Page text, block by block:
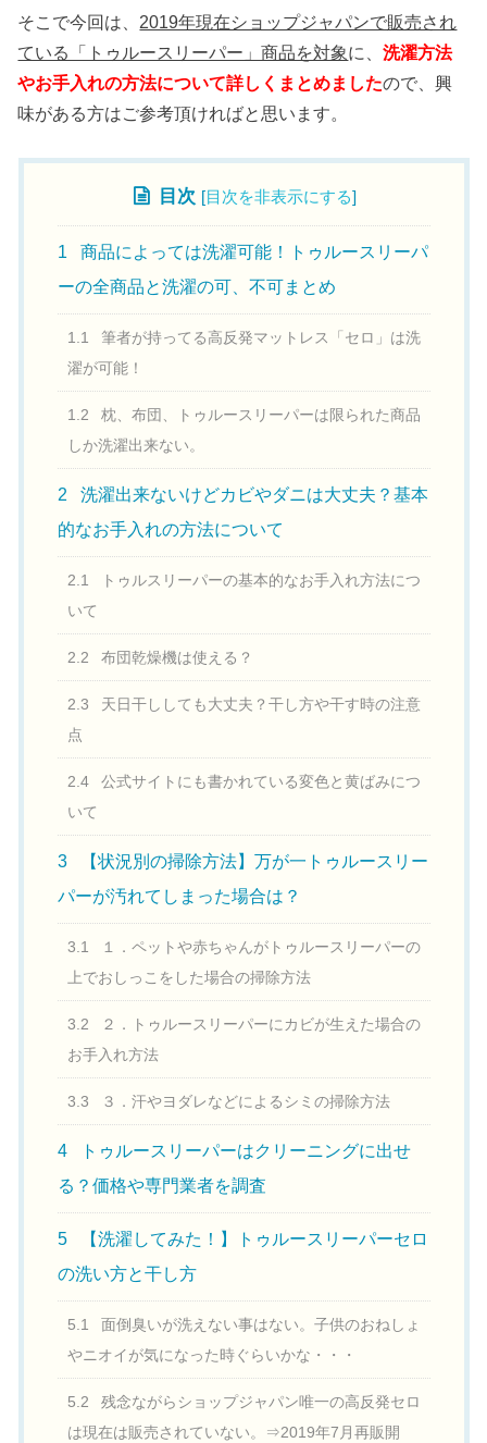
そこで今回は、 2019年現在ショップジャパンで販売され
ている「トゥルースリーパー」商品を対象に、洗濯方法
やお手入れの方法について詳しくまとめましたので、興
味がある方はご参考頂ければと思います。
目次 [目次を非表示にする]
1
商品によっては洗濯可能！トゥルースリーパ
ーの全商品と洗濯の可、不可まとめ
1.1
筆者が持ってる高反発マットレス「セロ」は洗
濯が可能！
1.2
枕、布団、トゥルースリーパーは限られた商品
しか洗濯出来ない。
2
洗濯出来ないけどカビやダニは大丈夫？基本
的なお手入れの方法について
2.1
トゥルスリーパーの基本的なお手入れ方法につ
いて
2.2 布団乾燥機は使える？
2.3
天日干ししても大丈夫？干し方や干す時の注意
点
2.4
公式サイトにも書かれている変色と黄ばみにつ
いて
3
【状況別の掃除方法】万が一トゥルースリー
パーが汚れてしまった場合は？
3.1
１．ペットや赤ちゃんがトゥルースリーパーの
上でおしっこをした場合の掃除方法
3.2
２．トゥルースリーパーにカビが生えた場合の
お手入れ方法
3.3 ３．汗やヨダレなどによるシミの掃除方法
4
トゥルースリーパーはクリーニングに出せ
る？価格や専門業者を調査
5
【洗濯してみた！】トゥルースリーパーセロ
の洗い方と干し方
5.1
面倒臭いが洗えない事はない。子供のおねしょ
やニオイが気になった時ぐらいかな・・・
5.2
残念ながらショップジャパン唯一の高反発セロ
は現在は販売されていない。⇒2019年7月再販開